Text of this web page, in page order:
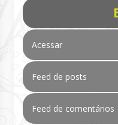
Acessar
Feed de posts
Feed de comentários